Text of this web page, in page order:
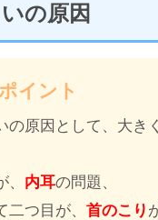
の原因
イント
の原因として、大き
内耳の問題、
二つ目が、首のこり